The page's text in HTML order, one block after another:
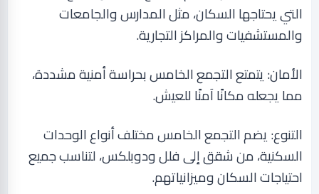
التي يحتاجها السكان، مثل المدارس والجامعات
والمستشفيات والمراكز التجارية.
الأمان: يتمتع التجمع الخامس بحراسة أمنية مشددة،
مما يجعله مكانًا آمنًا للعيش.
التنوع: يضم التجمع الخامس مختلف أنواع الوحدات
السكنية، من شقق إلى فلل ودوبلكس، لتناسب جميع
احتياجات السكان وميزانياتهم.